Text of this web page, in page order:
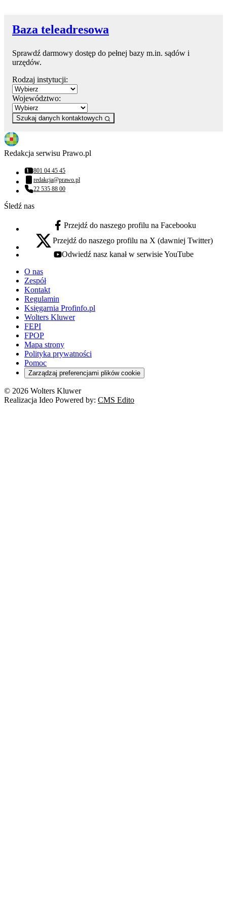
Baza teleadresowa
Sprawdź darmowy dostęp do pełnej bazy m.in. sądów i
urzędów.
Rodzaj instytucji:
Województwo:
Szukaj danych kontaktowych
Redakcja serwisu Prawo.pl
Numer telefonu:
801 04 45 45
Adres email:
redakcja@prawo.pl
Numer telefonu:
22 535 88 00
Śledź nas
facebook - otwiera się w nowej karcie
Przejdź do naszego profilu na Facebooku
x - otwiera się w nowej karcie
Przejdź do naszego profilu na X (dawniej Twitter)
youtube - otwiera się w nowej karcie
Odwiedź nasz kanał w serwisie YouTube
O nas
Zespół
Kontakt
Regulamin
Księgarnia Profinfo.pl
Wolters Kluwer
FEPI
FPOP
Mapa strony
Polityka prywatności
Pomoc
Zarządzaj preferencjami plików cookie
© 2026 Wolters Kluwer
Realizacja Ideo Powered by: CMS Edito